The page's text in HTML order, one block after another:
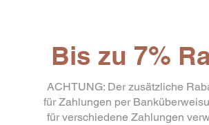
Bis zu 7%
ACHTUNG: Der zusätzliche
für Zahlungen per
für verschiedene Zahlungen